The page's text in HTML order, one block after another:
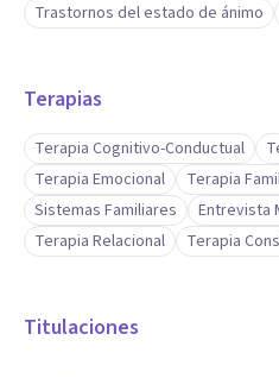
Trastornos del estado de ánimo
Terapias
Terapia Cognitivo-Conductual
Terapia Emocional
Terapia
Sistemas Familiares
Entrevista
Terapia Relacional
Terapia
Titulaciones